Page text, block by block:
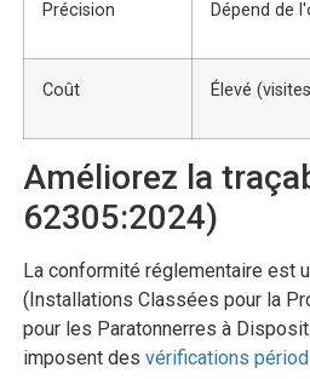
Précision Dépend de
Coût Élevé
Améliorez la
62305:2024)
La conformité réglementaire est
(Installations Classées pour la
pour les Paratonnerres à
imposent des vérifications